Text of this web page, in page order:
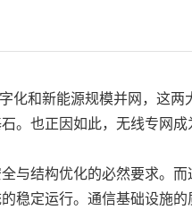
化和新能源规模并网，这
。也正因如此，无线专网
与结构优化的必然要求。
稳定运行。通信基础设施的